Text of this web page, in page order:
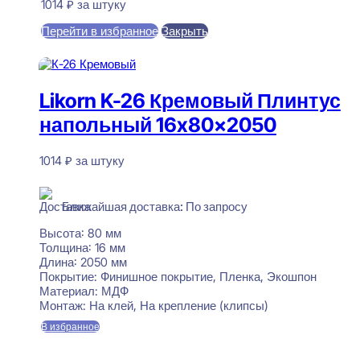
1014 ₽ за штуку
Перейти в избранное Закрыть
Likorn K-26 Кремовый Плинтус
напольный 16x80x2050
1014 ₽ за штуку
Ближайшая доставка: По запросу
Высота: 80 мм
Толщина: 16 мм
Длина: 2050 мм
Покрытие: Финишное покрытие, Пленка, Экошпон
Материал: МДФ
Монтаж: На клей, На крепление (клипсы)
В избранное